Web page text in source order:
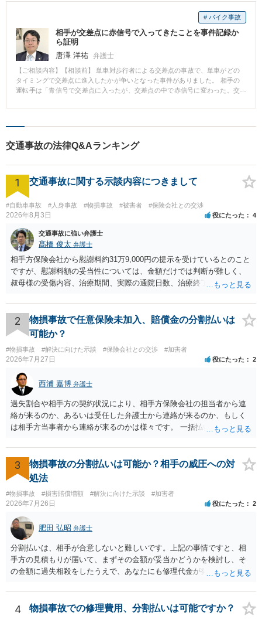
# バイク事故
相手が交差点に赤信号で入ってきたことを事件記録か
ら証明
唐澤 洋祐 弁護士
【ご相談内容】【相談前】 単車対歩行者による交差点の事故で、単車がどの
タイミングで交差点に進入したかが争いとなった事件がありました。 相手の
運転手は「青信号で交差点に入ったが、交差点の中で赤信号に変わった。交
いう主張でした。 一方こちら側の依頼者（歩行者）は、「単車は赤信号で交
で入ってきたことが実況見分調書に記載されていることが分かったのです。
その結果、依頼者に非がないことがわかり、過失割合は10対0で決着しまし
交通事故の法律Q&Aランキング
1 交通事故に関する示談内容につきまして
#自動車事故 #人身事故 #物損事故 #被害者 #保険会社との交渉
2026年8月3日 役にたった 4
交通事故に強い弁護士
髙橋 俊太 弁護士
相手方保険会社から慰謝料約31万9,000円の提示を受けているとのこと
ですが、慰謝料額の妥当性については、金額だけでは判断が難しく、
叔母様の受傷内容、治療期間、実際の通院日数、治療終了の経緯、後
確認する必要があります。保険会社から提示される慰謝料額について
は、弁護士が介入することにより増額を検討できる場合がありますの
で、以下の資料・情報を準備した上で、弁護士に個別に相談すること
をお勧めいたします。 ・相手方保険会社から届いている示談金額の提
示書類 ・叔母様の診断名、けがの内容 ・治療開始日及び治療終了日
・入院の有無、通院回数 ・現在も症状が残っているか ・叔母様ご本人
やご家族等が加入している保険に、今回の事故で利用できる弁護士費
用特約が付帯しているか なお、被害者は叔母様ご本人となりますの
で、弁護士が受任する場合には、叔母様ご本人の依頼意思等を確認す
る必要があります。日本語での十分な意思疎通が難しいとのことです
ので、そのあたりのご事情も踏まえて、依頼意思の確認方法等を検討
2
物損事故で任意保険未加入、賠償金の分割払いは
可能か？
#物損事故 #解決に向けた示談 #保険会社との交渉 #加害者
2026年7月27日 役にたった 2
西浦 嘉博 弁護士
過失割合や相手方の契約状況により、相手方保険会社の担当者から連
絡が来るのか、あるいは受任した弁護士から連絡が来るのか、もしく
は相手方当事者から連絡が来るのかは様々です。 一括払いや分割払い
金の支払いにつき、分割払いに合意すれば、和解は可能です。 他方で
合意しなければ和解できないことになります。 今後の見通しを知る為
に、交渉の方向性につき、最寄りの法律事務所で相談だけでもされる
ことも検討ください。
3
物損事故の分割払いは可能か？相手の威圧への対
処法
#物損事故 #損害賠償増額 #解決に向けた示談 #加害者
2026年7月26日 役にたった 2
肥田 弘昭 弁護士
分割払いは、相手が合意しないと難しいです。上記の事情ですと、相
手方の見積もりが届いて、まずその金額が妥当かどうかを検討し、そ
の金額に過失相殺をしたうえで、あなたにも修理代金が発生している
分割払いにしたいとの示談案を提案するのが良いかと思います。威圧
されるのであれば、斡旋、仲裁、民事調停を利用しては如何でしょう
4 物損事故での修理費用、分割払いは可能ですか？